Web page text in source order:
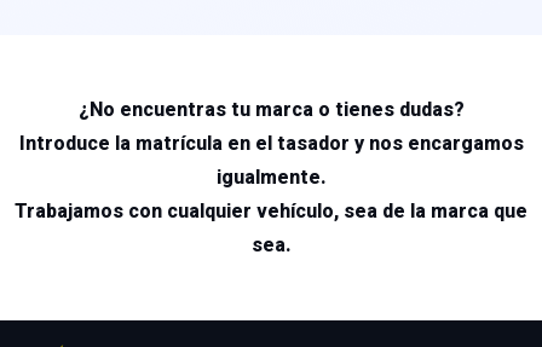
¿No encuentras tu marca o tienes dudas?
Introduce la matrícula en el tasador y nos encargamos
igualmente.
Trabajamos con cualquier vehículo, sea de la marca que
sea.